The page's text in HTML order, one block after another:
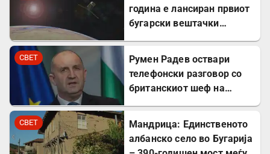
година е лансиран првиот
бугарски вештачки
СВЕТ
Румен Радев оствари
телефонски разговор со
британскиот шеф на
СВЕТ
Мандрица: Единственото
албанско село во Бугарија